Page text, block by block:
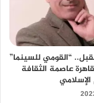
“القومي للسينما”
عاصمة الثقافة